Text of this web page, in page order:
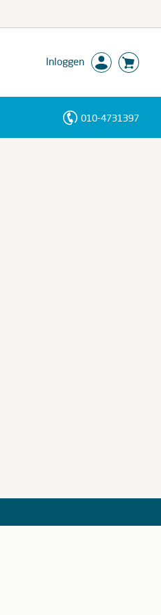
Inloggen
010-4731397